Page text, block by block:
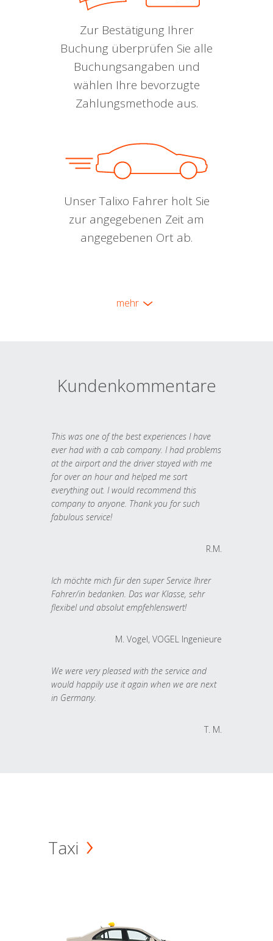
Zur Bestätigung Ihrer
Buchung überprüfen Sie alle
Buchungsangaben und
wählen Ihre bevorzugte
Zahlungsmethode aus.
Unser Talixo Fahrer holt Sie
zur angegebenen Zeit am
angegebenen Ort ab.
mehr
Kundenkommentare
This was one of the best experiences I have
ever had with a cab company. I had problems
at the airport and the driver stayed with me
for over an hour and helped me sort
everything out. I would recommend this
company to anyone. Thank you for such
fabulous service!
R.M.
Ich möchte mich für den super Service Ihrer
Fahrer/in bedanken. Das war Klasse, sehr
flexibel und absolut empfehlenswert!
M. Vogel, VOGEL Ingenieure
We were very pleased with the service and
would happily use it again when we are next
in Germany.
T. M.
Taxi